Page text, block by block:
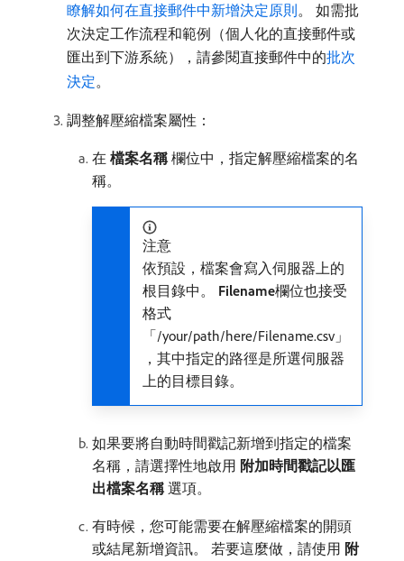
瞭解如何在直接郵件中新增決定原則。 如需批
次決定工作流程和範例（個人化的直接郵件或
匯出到下游系統），請參閱直接郵件中的批次
決定。
調整解壓縮檔案屬性：
在​ 檔案名稱​欄位中，指定解壓縮檔案的名
稱。
注意
依預設，檔案會寫入伺服器上的
根目錄中。 Filename​欄位也接受
格式
「/your/path/here/Filename.csv」
，其中指定的路徑是所選伺服器
上的目標目錄。
如果要將自動時間戳記新增到指定的檔案
名稱，請選擇性地啟用​ 附加時間戳記以匯
出檔案名稱​選項。
有時候，您可能需要在解壓縮檔案的開頭
或結尾新增資訊。 若要這麼做，請使用​ 附